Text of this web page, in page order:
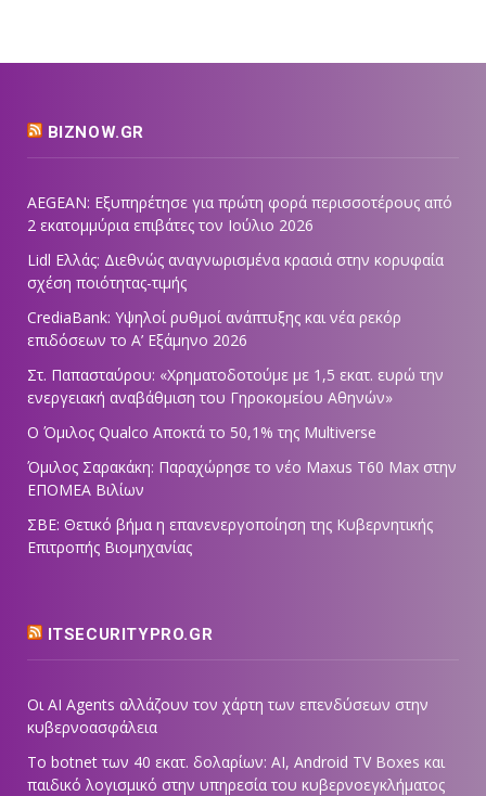
BIZNOW.GR
AEGEAN: Εξυπηρέτησε για πρώτη φορά περισσοτέρους από
2 εκατομμύρια επιβάτες τον Ιούλιο 2026
Lidl Ελλάς: Διεθνώς αναγνωρισμένα κρασιά στην κορυφαία
σχέση ποιότητας-τιμής
CrediaBank: Υψηλοί ρυθμοί ανάπτυξης και νέα ρεκόρ
επιδόσεων το Α’ Εξάμηνο 2026
Στ. Παπασταύρου: «Χρηματοδοτούμε με 1,5 εκατ. ευρώ την
ενεργειακή αναβάθμιση του Γηροκομείου Αθηνών»
Ο Όμιλος Qualco Αποκτά το 50,1% της Multiverse
Όμιλος Σαρακάκη: Παραχώρησε το νέο Maxus T60 Max στην
ΕΠΟΜΕΑ Βιλίων
ΣΒΕ: Θετικό βήμα η επανενεργοποίηση της Κυβερνητικής
Επιτροπής Βιομηχανίας
ITSECURITYPRO.GR
Οι AI Agents αλλάζουν τον χάρτη των επενδύσεων στην
κυβερνοασφάλεια
Το botnet των 40 εκατ. δολαρίων: AI, Android TV Boxes και
παιδικό λογισμικό στην υπηρεσία του κυβερνοεγκλήματος